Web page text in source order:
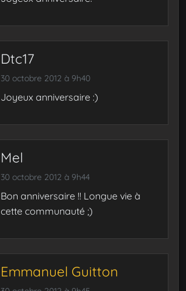
Dtc17
30 octobre 2012 à 9h40
Joyeux anniversaire :)
Mel
30 octobre 2012 à 9h44
Bon anniversaire !! Longue vie à
cette communauté ;)
Emmanuel Guitton